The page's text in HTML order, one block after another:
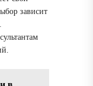
зависит